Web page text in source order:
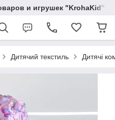
и игрушек "KrohaKid"
Дитячий текстиль Дитячі